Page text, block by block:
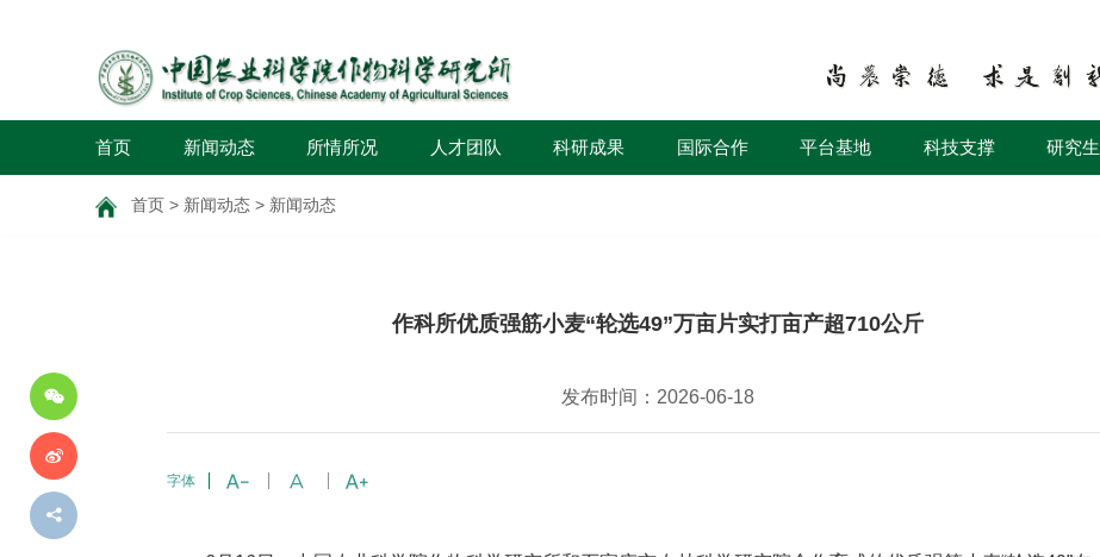
首页 新闻动态 所情所况 人才团队 科研成果 国际合作 平台基地 科技支撑 研究
首页 > 新闻动态 > 新闻动态
作科所优质强筋小麦“轮选49”万亩片实打亩产超710公斤
发布时间：2026-06-18
字体